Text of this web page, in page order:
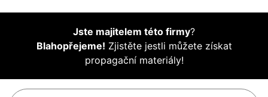
Jste majitelem této firmy?
Blahopřejeme! Zjistěte jestli můžete získat
propagační materiály!